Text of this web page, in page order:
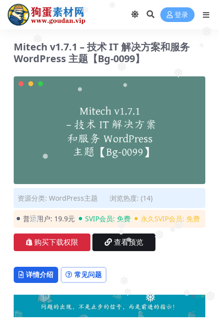
❅
❅
❅
❅
❅
❅
❅
❅
❅
❅
❅
❅
❅ 登录
Mitech v1.7.1 – 技术 IT 解决方案和服务
WordPress 主题【Bg-0099】
资源分类: WordPress主题 浏览热度: (14)
普通用户: 19.9元 SVIP会员: 免费 永久SVIP会员: 免费
购买下载权限 查看预览
详情介绍 常见问题